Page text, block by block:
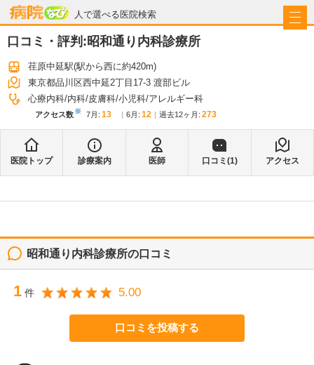
人で選べる医院検索
病院なび
口コミ・評判:昭和通り内科診療所
荏原中延駅(駅から西に約420m)
東京都品川区西中延2丁目17-3 渡部ビル
心療内科 内科 皮膚科 小児科 アレルギー科
アクセス数※ 7月 : 13 6月 : 12 過去12ヶ月: 273
医院トップ 診療案内 医師 口コミ(1) アクセス
昭和通り内科診療所の口コミ
1 件 5.00
口コミを投稿する